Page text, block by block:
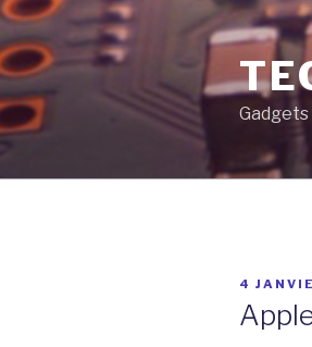
Aller
au
contenu
principal
PUBLIÉ
4